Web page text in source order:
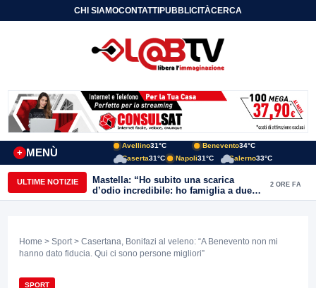
CHI SIAMOCONTATTIPUBBLICITÀCERCA
MENÙ
+
Avellino31°C Benevento34°C
Caserta31°C Napoli31°C Salerno33°C
ULTIME NOTIZIE
Mastella: “Ho subito una scarica
d’odio incredibile: ho famiglia a due
passi dal Calore”
2 ORE FA
Home > Sport > Casertana, Bonifazi al veleno: “A Benevento non mi
hanno dato fiducia. Qui ci sono persone migliori”
SPORT